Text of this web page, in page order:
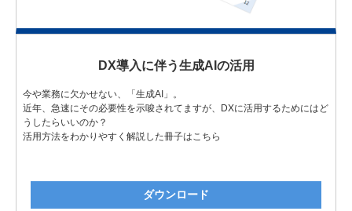
DX導入に伴う生成AIの活用
今や業務に欠かせない、「生成AI」。
近年、急速にその必要性を示唆されてますが、DXに活用するためにはど
うしたらいいのか？
活用方法をわかりやすく解説した冊子はこちら
ダウンロード